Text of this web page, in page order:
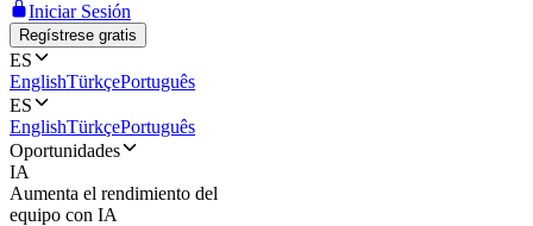
Iniciar Sesión
Regístrese gratis
ES
EnglishTürkçePortuguês
ES
EnglishTürkçePortuguês
Oportunidades
IA
Aumenta el rendimiento del
equipo con IA